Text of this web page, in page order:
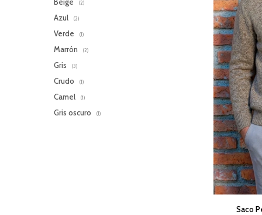
Saco
(2)
Azul (2)
Verde (1)
Marrón (2)
Gris (3)
Crudo (1)
Camel (1)
Gris oscuro (1)